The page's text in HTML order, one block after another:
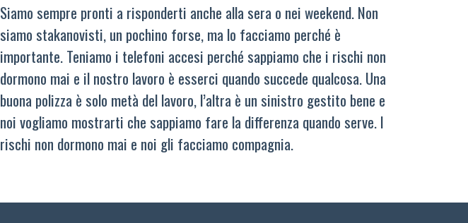
Siamo sempre pronti a risponderti anche alla sera o nei weekend. Non
siamo stakanovisti, un pochino forse, ma lo facciamo perché è
importante. Teniamo i telefoni accesi perché sappiamo che i rischi non
dormono mai e il nostro lavoro è esserci quando succede qualcosa. Una
buona polizza è solo metà del lavoro, l’altra è un sinistro gestito bene e
noi vogliamo mostrarti che sappiamo fare la differenza quando serve. I
rischi non dormono mai e noi gli facciamo compagnia.